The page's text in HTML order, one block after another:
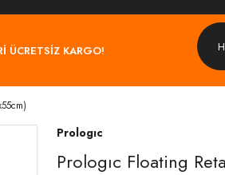
ÜCRETSİZ KARGO!
Prologıc
Prologıc Floating